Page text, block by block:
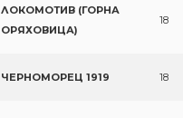
ЛОКОМОТИВ (ГОРНА
ОРЯХОВИЦА)
18
ЧЕРНОМОРЕЦ 1919 18